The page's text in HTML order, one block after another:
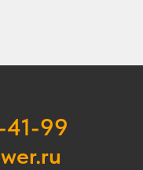
41-99